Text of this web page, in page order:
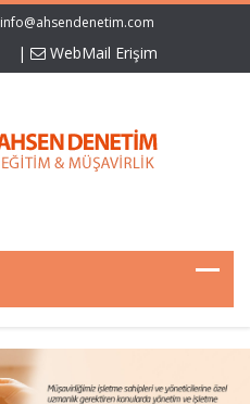
info@ahsendenetim.com
| WebMail Erişim